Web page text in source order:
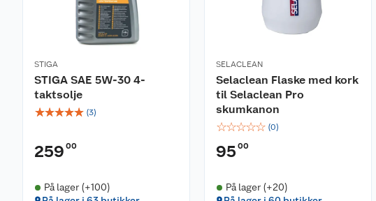
STIGA
STIGA SAE 5W-30 4-
taktsolje
☆☆☆☆☆ (3)
259 00
På lager (+100)
SELACLEAN
Selaclean Flaske med kork
til Selaclean Pro
skumkanon
☆☆☆☆☆ (0)
95 00
På lager (+20)